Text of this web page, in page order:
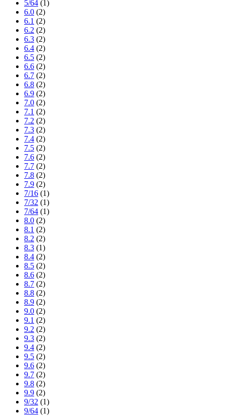
5/64 (1)
6.0 (2)
6.1 (2)
6.2 (2)
6.3 (2)
6.4 (2)
6.5 (2)
6.6 (2)
6.7 (2)
6.8 (2)
6.9 (2)
7.0 (2)
7.1 (2)
7.2 (2)
7.3 (2)
7.4 (2)
7.5 (2)
7.6 (2)
7.7 (2)
7.8 (2)
7.9 (2)
7/16 (1)
7/32 (1)
7/64 (1)
8.0 (2)
8.1 (2)
8.2 (2)
8.3 (1)
8.4 (2)
8.5 (2)
8.6 (2)
8.7 (2)
8.8 (2)
8.9 (2)
9.0 (2)
9.1 (2)
9.2 (2)
9.3 (2)
9.4 (2)
9.5 (2)
9.6 (2)
9.7 (2)
9.8 (2)
9.9 (2)
9/32 (1)
9/64 (1)